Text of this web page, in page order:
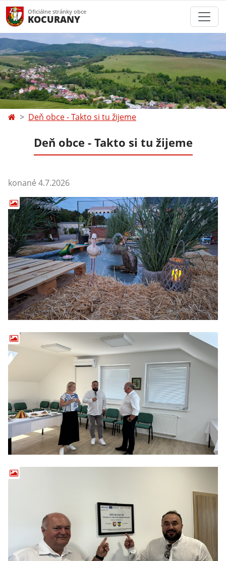
Oficiálne stránky obce
KOCURANY
Deň obce - Takto si tu žijeme
Deň obce - Takto si tu žijeme
konané 4.7.2026